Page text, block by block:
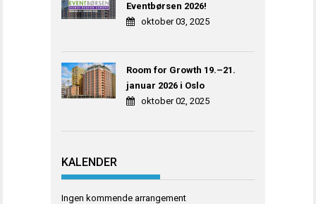
Eventbørsen 2026!
oktober 03, 2025
Room for Growth 19.–21.
januar 2026 i Oslo
oktober 02, 2025
KALENDER
Ingen kommende arrangement